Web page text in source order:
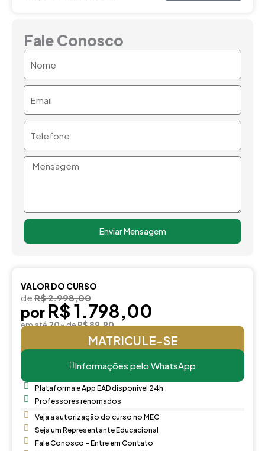
Fale Conosco
Mensagem
Enviar Mensagem
VALOR DO CURSO
de R$ 2.998,00
por R$ 1.798,00
em até20xdeR$ 89,90
MATRICULE-SE
Informações pelo WhatsApp
Plataforma e App EAD disponível 24h
Professores renomados
Veja a autorização do curso no MEC
Seja um Representante Educacional
Fale Conosco - Entre em Contato